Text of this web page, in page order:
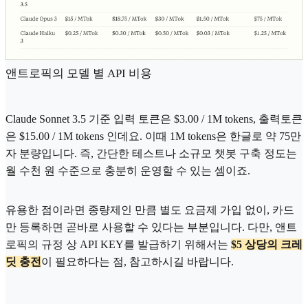
앤트로픽의 모델 별 API 비용
Claude Sonnet 3.5 기준 입력 토큰은 $3.00 / 1M tokens, 출력토큰
은 $15.00 / 1M tokens 인데요. 이때 1M tokens은 한글로 약 75만
자 분량입니다. 즉, 간단한 테스트나 소규모 챗봇 구축 정도는
월 수천 원 수준으로 충분히 운영할 수 있는 셈이죠.
유용한 점이라면 종량제인 만큼 별도 요금제 가입 없이, 카드
만 등록하면 곧바로 사용할 수 있다는 부분입니다. 다만, 앤트
로픽의 규정 상 API KEY를 발급하기 위해서는 $5 상당의 크레
딧 충전 이 필요하다는 점, 참고하시길 바랍니다.